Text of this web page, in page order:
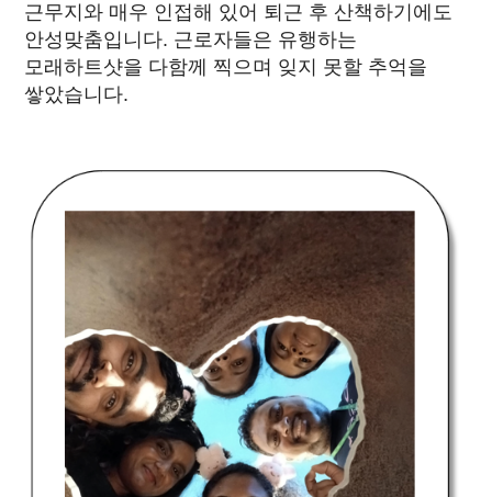
근무지와 매우 인접해 있어 퇴근 후 산책하기에도
안성맞춤입니다. 근로자들은 유행하는
모래하트샷을 다함께 찍으며 잊지 못할 추억을
쌓았습니다.